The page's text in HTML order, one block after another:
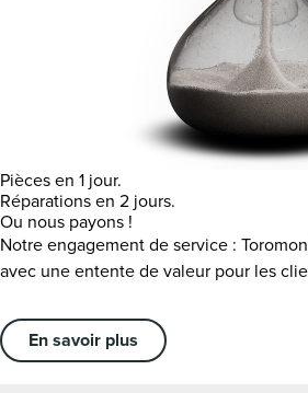
Pièces en 1 jour.
Réparations en 2 jours.
Ou nous payons !
Notre engagement de service :
avec une entente de valeur pour les
En savoir plus